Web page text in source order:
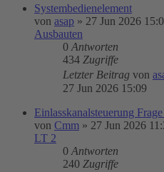
Systembedienelement
von asap » 27 Jun 2026
Ausbauten
0 Antworten
434 Zugriffe
Letzter Beitrag von
27 Jun 2026 15:09
Einlasskanalsteuerung
von Cmm » 27 Jun 2026
LT 2
0 Antworten
240 Zugriffe